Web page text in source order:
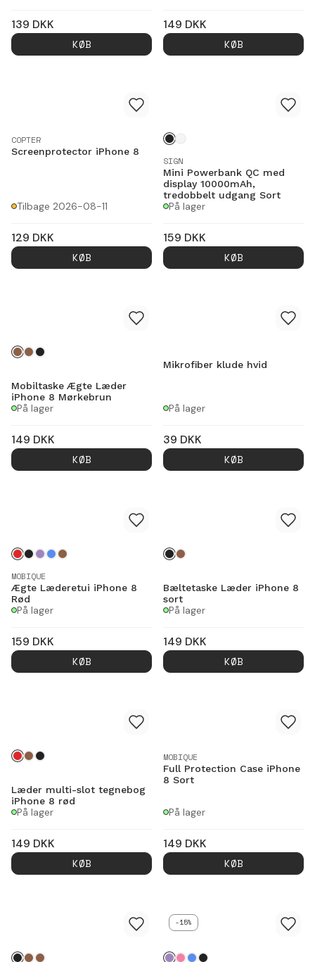
139 DKK
KØB
149 DKK
KØB
COPTER
Screenprotector iPhone 8
Tilbage 2026-08-11
129 DKK
KØB
SIGN
Mini Powerbank QC med
display 10000mAh,
tredobbelt udgang Sort
På lager
159 DKK
KØB
Mobiltaske Ægte Læder
iPhone 8 Mørkebrun
På lager
149 DKK
KØB
Mikrofiber klude hvid
På lager
39 DKK
KØB
MOBIQUE
Ægte Læderetui iPhone 8
Rød
På lager
159 DKK
KØB
Bæltetaske Læder iPhone 8
sort
På lager
149 DKK
KØB
Læder multi-slot tegnebog
iPhone 8 rød
På lager
149 DKK
KØB
MOBIQUE
Full Protection Case iPhone
8 Sort
På lager
149 DKK
KØB
-15%